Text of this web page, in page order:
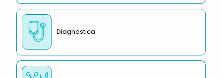
Diagnostica